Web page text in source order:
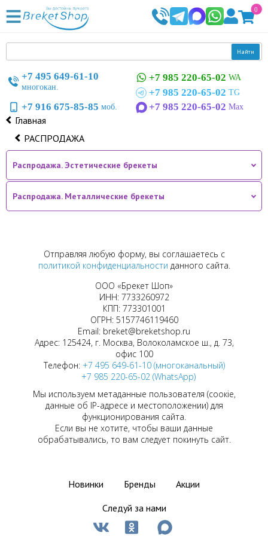
0
Найти
+7 495 649-61-10
многокан.
+7 916 675-85-85 моб.
+7 985 220-65-02 WA
+7 985 220-65-02 TG
+7 985 220-65-02 Max
Главная
РАСПРОДАЖА
Распродажа. Эстетические брекеты
Распродажа. Металлические брекеты
Отправляя любую форму, вы соглашаетесь с
политикой конфиденциальности данного сайта.
ООО «Брекет Шоп»
ИНН: 7733260972
КПП: 773301001
ОГРН: 5157746119460
Email: breket@breketshop.ru
Адрес: 125424, г. Москва, Волоколамское ш., д. 73,
офис 100
Телефон: +7 495 649-61-10 (многоканальный)
+7 985 220-65-02 (WhatsApp)
Мы используем метаданные пользователя (соокіе,
данные об IP-адресе и местоположении) для
функционирования сайта.
Если вы не хотите, чтобы ваши данные
обрабатывались, то вам следует покинуть сайт.
Новинки Бренды
Акции
Следуй за нами